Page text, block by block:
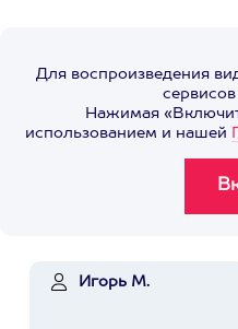
Для воспроизведения
Нажимая
использованием и нашей
Игорь М.